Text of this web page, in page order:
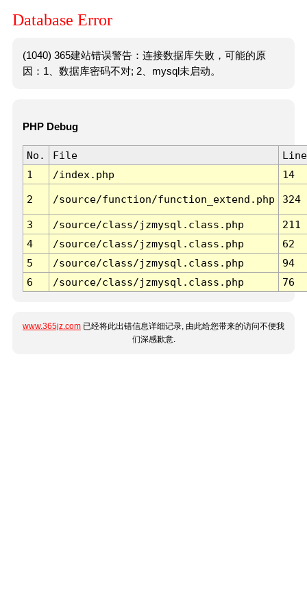
Database Error
(1040) 365建站错误警告：连接数据库失败，可能的原
因：1、数据库密码不对; 2、mysql未启动。
PHP Debug
No. File
Line
1
/index.php 14
2 /source/function/function_extend.php 324
3 /source/class/jzmysql.class.php
211
4
/source/class/jzmysql.class.php
62
5
/source/class/jzmysql.class.php
94
6
/source/class/jzmysql.class.php 76
www.365jz.com 已经将此出错信息详细记录, 由此给您带来的访问不便我
们深感歉意.